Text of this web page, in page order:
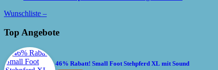
Wunschliste –
Top Angebote
46% Rabatt! Small Foot Stehpferd XL mit Sound